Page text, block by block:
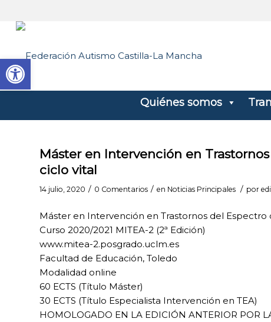
Quiénes somos
Máster en Intervención en
ciclo vital
14 julio, 2020 / 0 Comentarios / en Noticias Principales / por
Máster en Intervención en Trastornos del
Curso 2020/2021 MITEA-2 (2ª Edición)
www.mitea-2.posgrado.uclm.es
Facultad de Educación, Toledo
Modalidad online
60 ECTS (Título Máster)
30 ECTS (Título Especialista Intervención en TEA)
HOMOLOGADO EN LA EDICIÓN ANTERIOR POR
Abrir barra de herramientas